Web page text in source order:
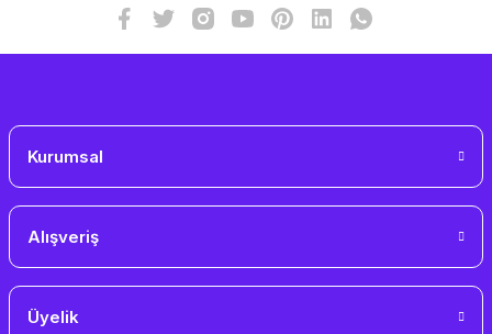
Kurumsal
Alışveriş
Üyelik